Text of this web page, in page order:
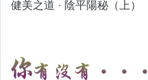
健美之道 ‧ 陰平陽秘（上）